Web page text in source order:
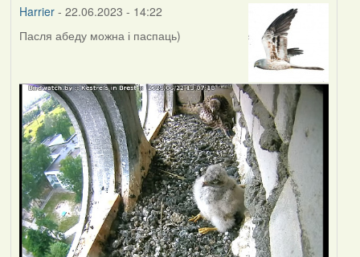
Harrier- 22.06.2023 - 14:22
Пасля абеду можна і паспаць)